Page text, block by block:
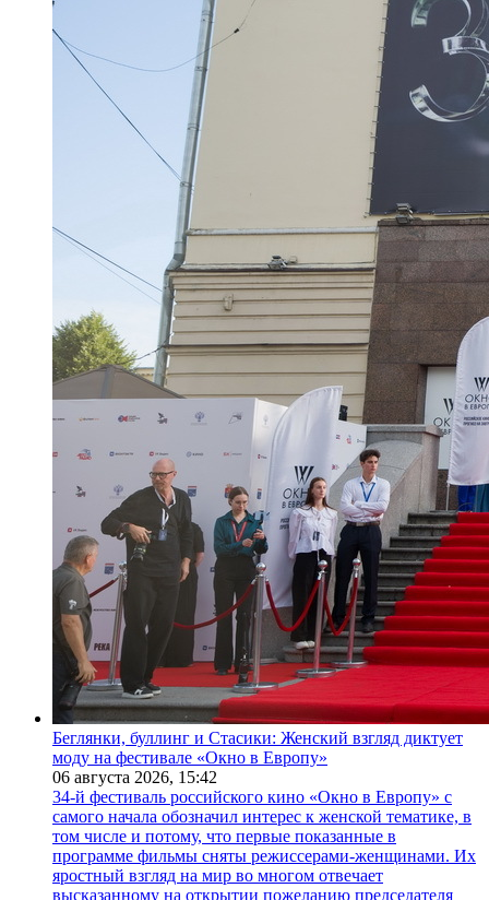
Беглянки, буллинг и Стасики: Женский взгляд диктует
моду на фестивале «Окно в Европу»
06 августа 2026, 15:42
34-й фестиваль российского кино «Окно в Европу» с
самого начала обозначил интерес к женской тематике, в
том числе и потому, что первые показанные в
программе фильмы сняты режиссерами-женщинами. Их
яростный взгляд на мир во многом отвечает
высказанному на открытии пожеланию председателя